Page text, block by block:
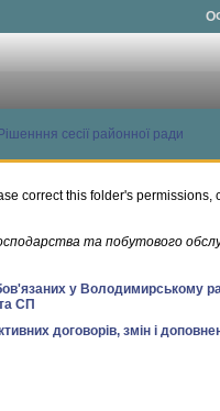
Рішенння сесії районної ради
correct this folder's permissions,
та побутового
у Володимирському
СП
договорів, змін і